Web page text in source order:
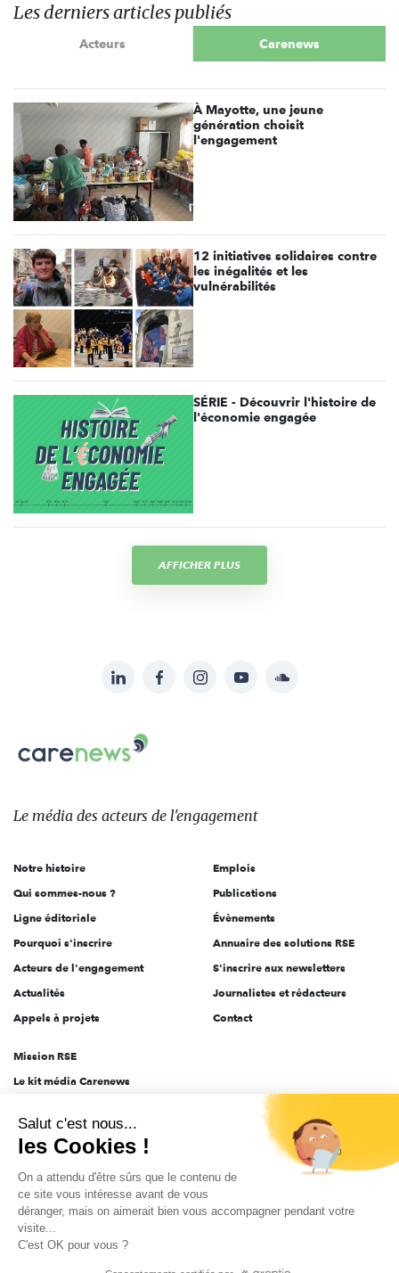
Les derniers articles publiés
Acteurs Carenews
À Mayotte, une jeune
génération choisit
l'engagement
12 initiatives solidaires contre
les inégalités et les
vulnérabilités
SÉRIE - Découvrir l'histoire de
l'économie engagée
AFFICHER PLUS
sur:
LinkedInFacebookInstagramYouTubeSoundcloud
Le
des
l'engagement
Le média des acteurs de l'engagement
Notre histoire
Qui sommes-nous ?
Ligne éditoriale
Pourquoi s'inscrire
Acteurs de l'engagement
Actualités
Appels à projets
Emplois
Publications
Évènements
Annuaire des solutions RSE
S'inscrire aux newsletters
Journalistes et rédacteurs
Contact
Mission RSE
Le kit média Carenews
AEF info
Novethic
PRODURABLE
Inclusiv Day
Données personnelles Mentions légales 2025-2026 Tout droits réservés
Salut c'est nous...
les Cookies !
On a attendu d'être sûrs que le contenu de
ce site vous intéresse avant de vous
déranger, mais on aimerait bien vous accompagner pendant votre
visite...
C'est OK pour vous ?